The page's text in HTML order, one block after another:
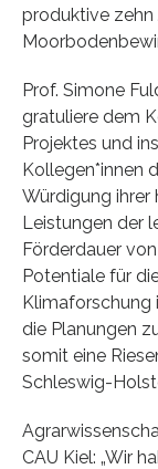
produktive zehn
Prof. Simone
gratuliere dem
Projektes und
Kollegen*innen
Würdigung ihrer
Leistungen der
Förderdauer
Potentiale für
Klimaforschung
die Planungen
somit eine
Schleswig-
CAU Kiel: „Wir